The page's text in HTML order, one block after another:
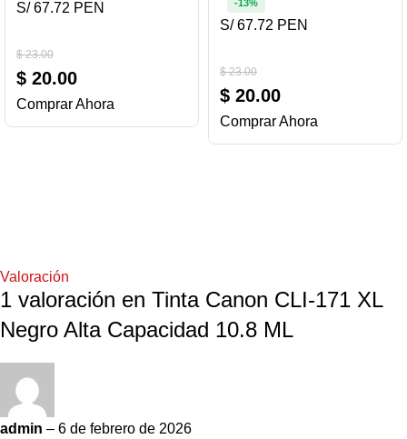
$23.00
$ 20.00
S/ 67.72 PEN
Comprar Ahora
$23.00
$ 20.00
-13%
S/ 67.72 PEN
Comprar Ahora
Valoración
1 valoración en Tinta Canon CLI-171 XL
Negro Alta Capacidad 10.8 ML
admin – 6 de febrero de 2026